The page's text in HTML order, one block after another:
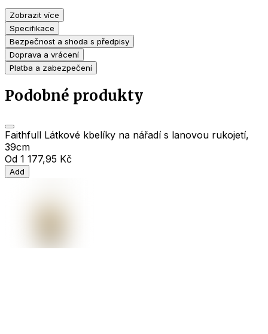
Zobrazit více
Specifikace
Bezpečnost a shoda s předpisy
Doprava a vrácení
Platba a zabezpečení
Podobné produkty
Faithfull Látkové kbelíky na nářadí s lanovou rukojetí,
39cm
Od 1 177,95 Kč
Add